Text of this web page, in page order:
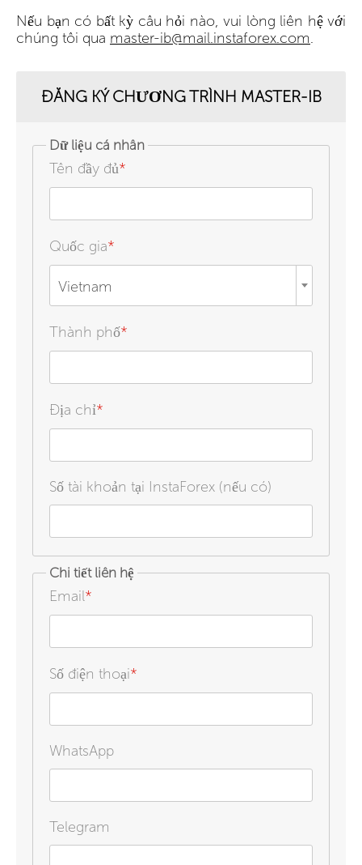
Nếu bạn có bất kỳ câu hỏi nào, vui lòng liên hệ với
chúng tôi qua master-ib@mail.instaforex.com.
ĐĂNG KÝ CHƯƠNG TRÌNH MASTER-IB
Dữ liệu cá nhân
Tên đầy đủ*
Quốc gia*
Vietnam
Thành phố*
Địa chỉ*
Số tài khoản tại InstaForex (nếu có)
Chi tiết liên hệ
Email*
Số điện thoại*
WhatsApp
Telegram